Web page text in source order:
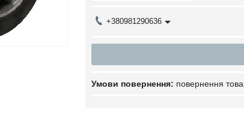
+380981290636
повернення